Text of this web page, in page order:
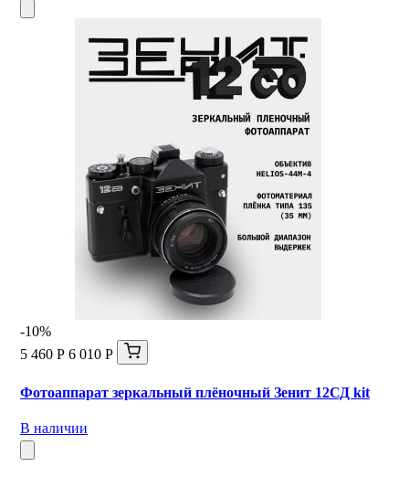
-10%
5 460 Р 6 010 Р
Фотоаппарат зеркальный плёночный Зенит 12СД kit
В наличии